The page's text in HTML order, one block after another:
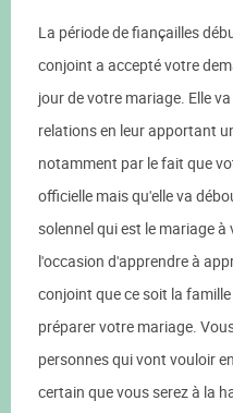
La période de fiançailles
conjoint a accepté votre
jour de votre mariage. Elle
relations en leur apportant
notamment par le fait que
officielle mais qu'elle va
solennel qui est le mariage à
l'occasion d'apprendre à
conjoint que ce soit la
préparer votre mariage.
personnes qui vont vouloir
certain que vous serez à la